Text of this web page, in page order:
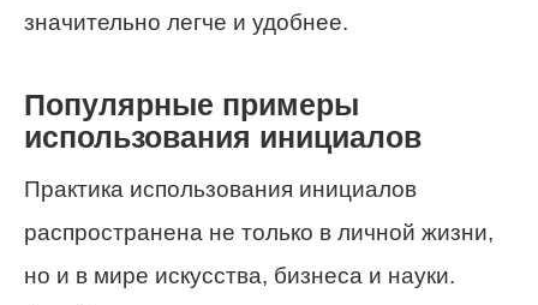
значительно легче и удобнее.
Популярные примеры
использования инициалов
Практика использования инициалов
распространена не только в личной жизни,
но и в мире искусства, бизнеса и науки.